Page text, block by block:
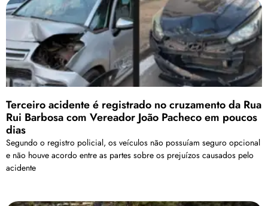
Terceiro acidente é registrado no cruzamento da Rua
Rui Barbosa com Vereador João Pacheco em poucos
dias
Segundo o registro policial, os veículos não possuíam seguro opcional
e não houve acordo entre as partes sobre os prejuízos causados pelo
acidente